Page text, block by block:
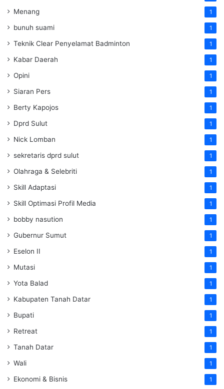
Menang 1
bunuh suami 1
Teknik Clear Penyelamat Badminton 1
Kabar Daerah 1
Opini 1
Siaran Pers 1
Berty Kapojos 1
Dprd Sulut 1
Nick Lomban 1
sekretaris dprd sulut 1
Olahraga & Selebriti 1
Skill Adaptasi 1
Skill Optimasi Profil Media 1
bobby nasution 1
Gubernur Sumut 1
Eselon II 1
Mutasi 1
Yota Balad 1
Kabupaten Tanah Datar 1
Bupati 1
Retreat 1
Tanah Datar 1
Wali 1
Ekonomi & Bisnis 1